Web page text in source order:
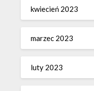
kwiecień 2023
marzec 2023
luty 2023